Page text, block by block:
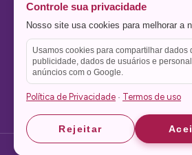
Mediunidade
Mensagens
Controle sua privacidade
Nosso site usa cookies para melhorar a
Usamos cookies para compartilhar dados
publicidade, dados de usuários e
anúncios com o Google.
Política de Privacidade · Termos de uso
Rejeitar